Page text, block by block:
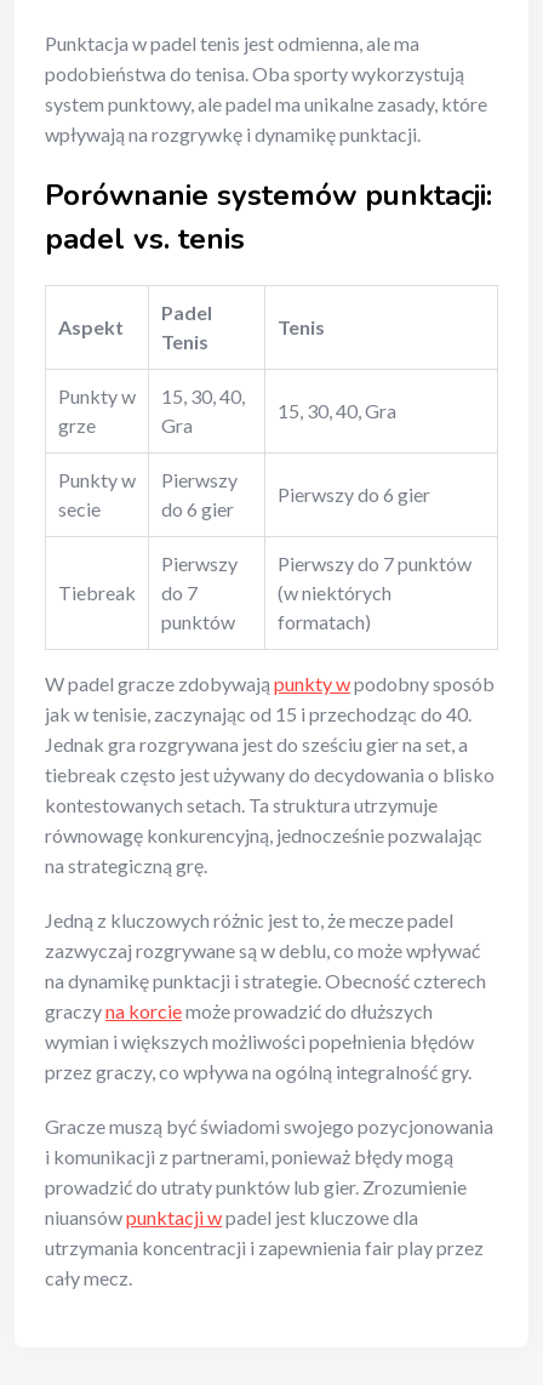
Punktacja w padel tenis jest odmienna, ale ma
podobieństwa do tenisa. Oba sporty wykorzystują
system punktowy, ale padel ma unikalne zasady, które
wpływają na rozgrywkę i dynamikę punktacji.
Porównanie systemów punktacji:
padel vs. tenis
Aspekt
Padel
Tenis
Tenis
Punkty w
grze
15, 30, 40,
Gra
15, 30, 40, Gra
Punkty w
secie
Pierwszy
do 6 gier
Pierwszy do 6 gier
Tiebreak
Pierwszy
do 7
punktów
Pierwszy do 7 punktów
(w niektórych
formatach)
W padel gracze zdobywają punkty wpodobny sposób
jak w tenisie, zaczynając od 15 i przechodząc do 40.
Jednak gra rozgrywana jest do sześciu gier na set, a
tiebreak często jest używany do decydowania o blisko
kontestowanych setach. Ta struktura utrzymuje
równowagę konkurencyjną, jednocześnie pozwalając
na strategiczną grę.
Jedną z kluczowych różnic jest to, że mecze padel
zazwyczaj rozgrywane są w deblu, co może wpływać
na dynamikę punktacji i strategie. Obecność czterech
graczyna korciemoże prowadzić do dłuższych
wymian i większych możliwości popełnienia błędów
przez graczy, co wpływa na ogólną integralność gry.
Gracze muszą być świadomi swojego pozycjonowania
i komunikacji z partnerami, ponieważ błędy mogą
prowadzić do utraty punktów lub gier. Zrozumienie
niuansówpunktacji wpadel jest kluczowe dla
utrzymania koncentracji i zapewnienia fair play przez
cały mecz.